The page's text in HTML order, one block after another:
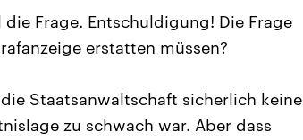
Frage. Entschuldigung! Die Frage
erstatten müssen?
Staatsanwaltschaft sicherlich keine
zu schwach war. Aber dass